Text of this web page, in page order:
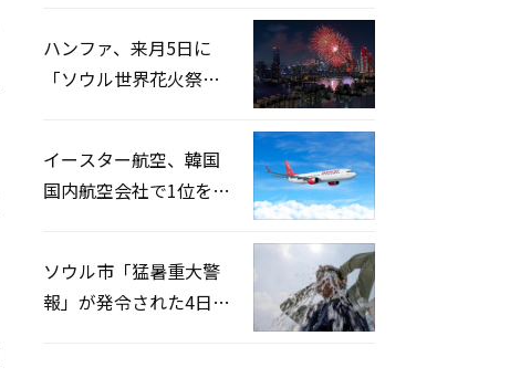
ハンファ、来月5日に
「ソウル世界花火祭り
イースター航空、韓国
国内航空会社で1位を記
ソウル市「猛暑重大警
報」が発令された4日、